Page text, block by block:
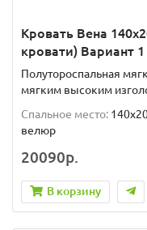
Кровать Вена
кровати) Вариант 1
Полутороспальная
мягким высоким
Спальное место:
велюр
20090р.
В корзину